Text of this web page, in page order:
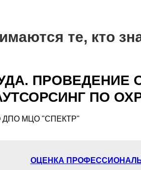
те, кто
ПРОВЕДЕНИЕ
ПО
ДПО МЦО "СПЕКТР"
ОЦЕНКА